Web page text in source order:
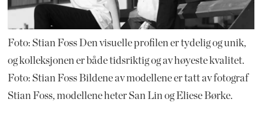
Foto: Stian Foss Den visuelle profilen er tydelig og unik,
og kolleksjonen er både tidsriktig og av høyeste kvalitet.
Foto: Stian Foss Bildene av modellene er tatt av fotograf
Stian Foss, modellene heter San Lin og Eliese Børke.